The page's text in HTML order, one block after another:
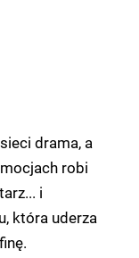
drama, a
robi
i
która uderza